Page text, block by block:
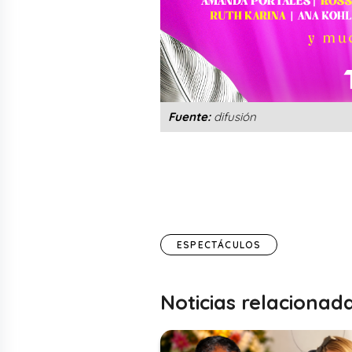
Fuente:difusión
ESPECTÁCULOS
Noticias